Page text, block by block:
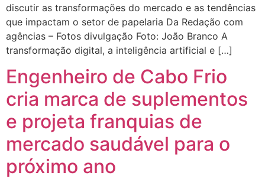
discutir as transformações do mercado e as tendências
que impactam o setor de papelaria Da Redação com
agências – Fotos divulgação Foto: João Branco A
transformação digital, a inteligência artificial e […]
Engenheiro de Cabo Frio
cria marca de suplementos
e projeta franquias de
mercado saudável para o
próximo ano